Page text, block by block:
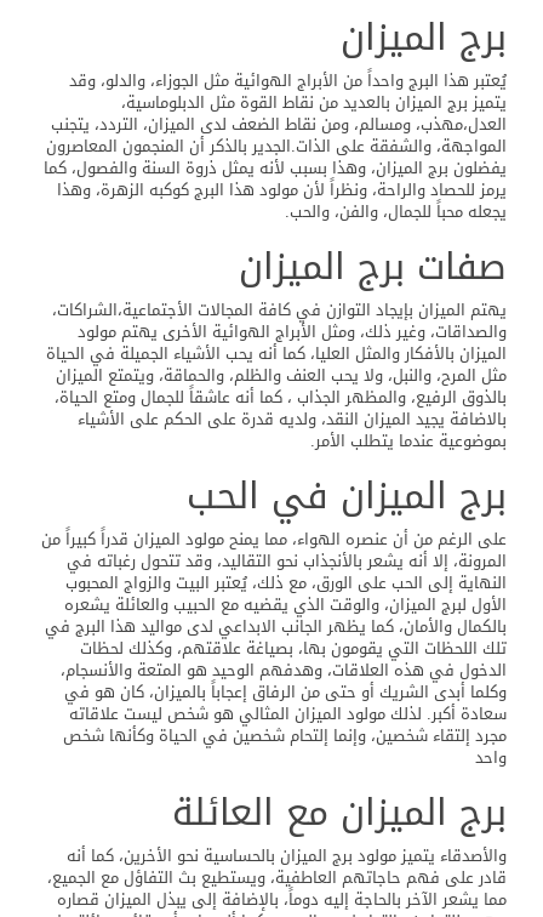
برج الميزان
يُعتبر هذا البرج واحداً من الأبراج الهوائية مثل الجوزاء، والدلو، وقد
يتميز برج الميزان بالعديد من نقاط القوة مثل الدبلوماسية،
العدل،مهذب، ومسالم، ومن نقاط الضعف لدى الميزان، التردد، يتجنب
المواجهة، والشفقة على الذات.الجدير بالذكر أن المنجمون المعاصرون
يفضلون برج الميزان، وهذا بسبب لأنه يمثل ذروة السنة والفصول، كما
يرمز للحصاد والراحة، ونظراً لأن مولود هذا البرج كوكبه الزهرة، وهذا
يجعله محباً للجمال، والفن، والحب.
صفات برج الميزان
يهتم الميزان بإيجاد التوازن في كافة المجالات الأجتماعية،الشراكات،
والصداقات، وغير ذلك، ومثل الأبراج الهوائية الأخرى يهتم مولود
الميزان بالأفكار والمثل العليا، كما أنه يحب الأشياء الجميلة في الحياة
مثل المرح، والنبل، ولا يحب العنف والظلم، والحماقة، ويتمتع الميزان
بالذوق الرفيع، والمظهر الجذاب ، كما أنه عاشقاً للجمال ومتع الحياة،
بالاضافة يجيد الميزان النقد، ولديه قدرة على الحكم على الأشياء
بموضوعية عندما يتطلب الأمر.
برج الميزان في الحب
على الرغم من أن عنصره الهواء، مما يمنح مولود الميزان قدراً كبيراً من
المرونة، إلا أنه يشعر بالأنجذاب نحو التقاليد، وقد تتحول رغباته في
النهاية إلى الحب على الورق، مع ذلك، يُعتبر البيت والزواج المحبوب
الأول لبرج الميزان، والوقت الذي يقضيه مع الحبيب والعائلة يشعره
بالكمال والأمان، كما يظهر الجانب الابداعي لدى مواليد هذا البرج في
تلك اللحظات التي يقومون بها، بصياغة علاقتهم، وكذلك لحظات
الدخول في هذه العلاقات، وهدفهم الوحيد هو المتعة والأنسجام،
وكلما أبدى الشريك أو حتى من الرفاق إعجاباً بالميزان، كان هو في
سعادة أكبر. لذلك مولود الميزان المثالي هو شخص ليست علاقاته
مجرد إلتقاء شخصين، وإنما إلتحام شخصين في الحياة وكأنها شخص
واحد
برج الميزان مع العائلة
والأصدقاء يتميز مولود برج الميزان بالحساسية نحو الأخرين، كما أنه
قادر على فهم حاجاتهم العاطفية، ويستطيع بث التفاؤل مع الجميع،
مما يشعر الآخر بالحاجة إليه دوماً، بالإضافة إلى يبذل الميزان قصاره